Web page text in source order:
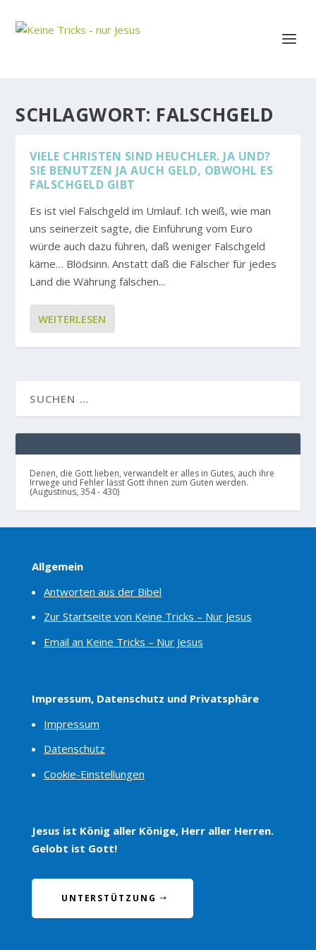
SCHLAGWORT: FALSCHGELD
VIELE CHRISTEN SIND HEUCHLER. JA UND?
SIE BENUTZEN JA AUCH GELD, OBWOHL ES
FALSCHGELD GIBT
Es ist viel Falschgeld im Umlauf. Ich weiß, wie man
uns seinerzeit sagte, die Einführung vom Euro
würde auch dazu führen, daß weniger Falschgeld
käme… Blödsinn. Anstatt daß die Fälscher für jedes
Land die Währung fälschen...
WEITERLESEN
Denen, die Gott lieben, verwandelt er alles in Gutes, auch ihre
Irrwege und Fehler lässt Gott ihnen zum Guten werden.
(Augustinus, 354 - 430)
Allgemein
Antworten aus der Bibel
Zur Startseite von Keine Tricks – Nur Jesus
Email an Keine Tricks – Nur Jesus
Impressum, Datenschutz und Privatsphäre
Impressum
Datenschutz
Cookie-Einstellungen
Jesus ist König aller Könige, Herr aller Herren.
Gelobt ist Gott!
UNTERSTÜTZUNG